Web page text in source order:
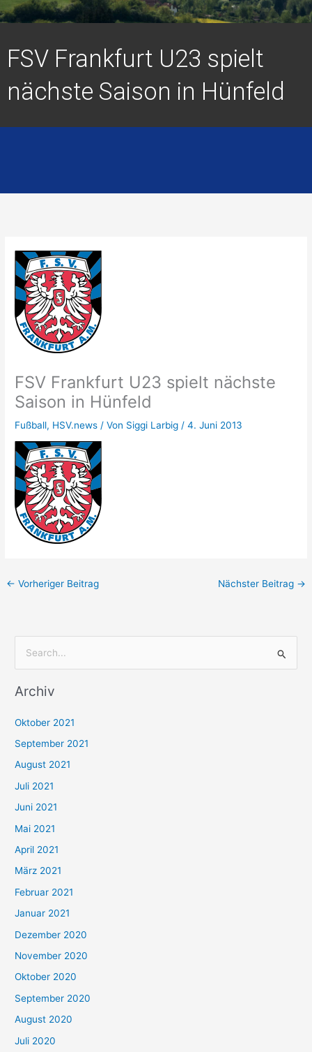
FSV Frankfurt U23 spielt
nächste Saison in Hünfeld
FSV Frankfurt U23 spielt nächste
Saison in Hünfeld
Fußball, HSV.news / Von Siggi Larbig /4. Juni 2013
← Vorheriger Beitrag Nächster Beitrag →
c
n
n
a
c
h
:
Archiv
Oktober 2021
September 2021
August 2021
Juli 2021
Juni 2021
Mai 2021
April 2021
März 2021
Februar 2021
Januar 2021
Dezember 2020
November 2020
Oktober 2020
September 2020
August 2020
Juli 2020